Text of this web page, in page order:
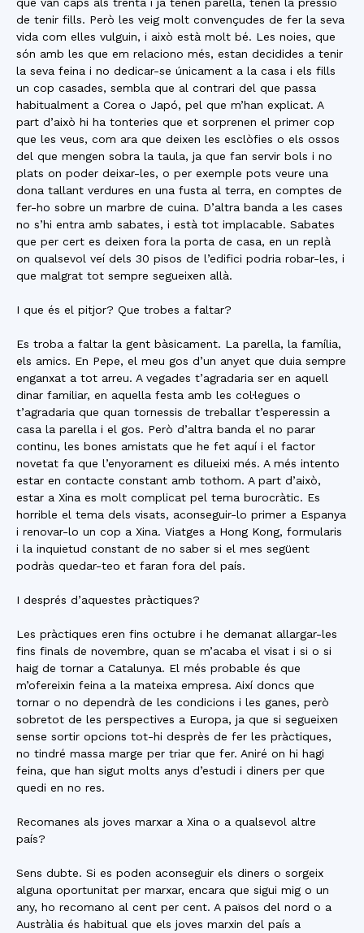
de tenir fills. Però les veig molt convençudes de fer la seva
vida com elles vulguin, i això està molt bé. Les noies, que
són amb les que em relaciono més, estan decidides a tenir
la seva feina i no dedicar-se únicament a la casa i els fills
un cop casades, sembla que al contrari del que passa
habitualment a Corea o Japó, pel que m’han explicat. A
part d’això hi ha tonteries que et sorprenen el primer cop
que les veus, com ara que deixen les esclòfies o els ossos
del que mengen sobra la taula, ja que fan servir bols i no
plats on poder deixar-les, o per exemple pots veure una
dona tallant verdures en una fusta al terra, en comptes de
fer-ho sobre un marbre de cuina. D’altra banda a les cases
no s’hi entra amb sabates, i està tot implacable. Sabates
que per cert es deixen fora la porta de casa, en un replà
on qualsevol veí dels 30 pisos de l’edifici podria robar-les, i
que malgrat tot sempre segueixen allà.
I que és el pitjor? Que trobes a faltar?
Es troba a faltar la gent bàsicament. La parella, la família,
els amics. En Pepe, el meu gos d’un anyet que duia sempre
enganxat a tot arreu. A vegades t’agradaria ser en aquell
dinar familiar, en aquella festa amb les col·legues o
t’agradaria que quan tornessis de treballar t’esperessin a
casa la parella i el gos. Però d’altra banda el no parar
continu, les bones amistats que he fet aquí i el factor
novetat fa que l’enyorament es dilueixi més. A més intento
estar en contacte constant amb tothom. A part d’això,
estar a Xina es molt complicat pel tema burocràtic. Es
horrible el tema dels visats, aconseguir-lo primer a Espanya
i renovar-lo un cop a Xina. Viatges a Hong Kong, formularis
i la inquietud constant de no saber si el mes següent
podràs quedar-teo et faran fora del país.
I després d’aquestes pràctiques?
Les pràctiques eren fins octubre i he demanat allargar-les
fins finals de novembre, quan se m’acaba el visat i si o si
haig de tornar a Catalunya. El més probable és que
m’ofereixin feina a la mateixa empresa. Així doncs que
tornar o no dependrà de les condicions i les ganes, però
sobretot de les perspectives a Europa, ja que si segueixen
sense sortir opcions tot-hi desprès de fer les pràctiques,
no tindré massa marge per triar que fer. Aniré on hi hagi
feina, que han sigut molts anys d’estudi i diners per que
quedi en no res.
Recomanes als joves marxar a Xina o a qualsevol altre
país?
Sens dubte. Si es poden aconseguir els diners o sorgeix
alguna oportunitat per marxar, encara que sigui mig o un
any, ho recomano al cent per cent. A països del nord o a
Austràlia és habitual que els joves marxin del país a